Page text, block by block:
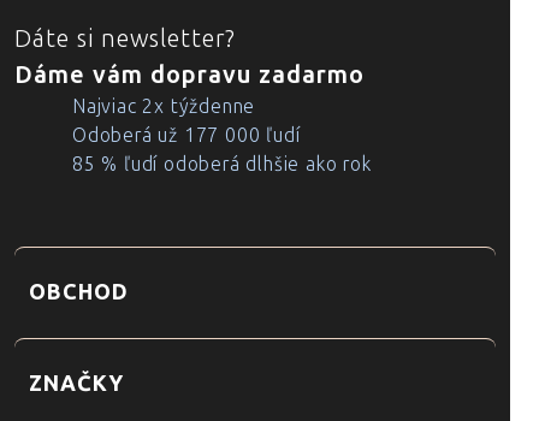
Dáte si newsletter?
Dáme vám dopravu zadarmo
Najviac 2x týždenne
Odoberá už 177 000 ľudí
85 % ľudí odoberá dlhšie ako rok
OBCHOD
ZNAČKY